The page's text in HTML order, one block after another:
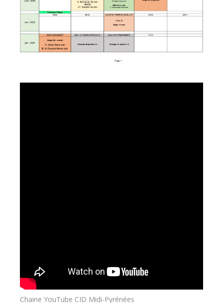
Chaine YouTube CID Midi-Pyrénées